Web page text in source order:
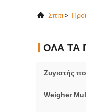
Σπίτι>
ΌΛΑ ΤΑ
Ζυγιστής
Weigher